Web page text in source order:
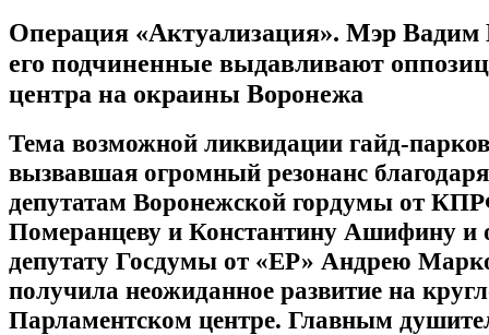
Операция «Актуализация». Мэр Вадим
его подчиненные выдавливают
центра на окраины Воронежа
Тема возможной ликвидации гайд-
вызвавшая огромный резонанс
депутатам Воронежской гордумы от
Померанцеву и Константину Ашифину и
депутату Госдумы от «ЕР» Андрею
получила неожиданное развитие на
Парламентском центре. Главным